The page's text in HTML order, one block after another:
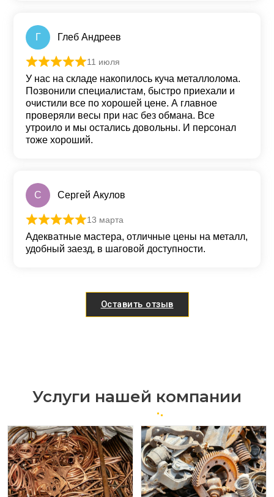
Г Глеб Андреев
Оценка
11 июля
У нас на складе накопилось куча металлолома.
Позвонили специалистам, быстро приехали и
очистили все по хорошей цене. А главное
проверяли весы при нас без обмана. Все
утроило и мы остались довольны. И персонал
тоже хороший.
С Сергей Акулов
Оценка из 5
13 марта
Адекватные мастера, отличные цены на металл,
удобный заезд, в шаговой доступности.
Оставить отзыв
Услуги нашей компании